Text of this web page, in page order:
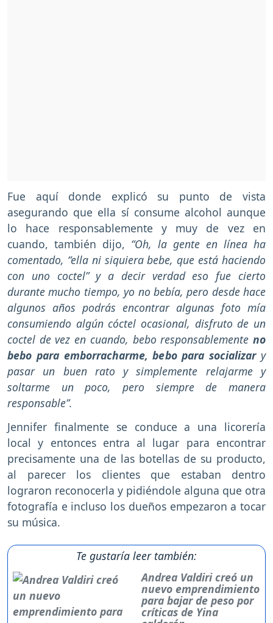
Fue aquí donde explicó su punto de vista
asegurando que ella sí consume alcohol aunque
lo hace responsablemente y muy de vez en
cuando, también dijo, “Oh, la gente en línea ha
comentado, “ella ni siquiera bebe, que está haciendo
con uno coctel” y a decir verdad eso fue cierto
durante mucho tiempo, yo no bebía, pero desde hace
algunos años podrás encontrar algunas foto mía
consumiendo algún cóctel ocasional, disfruto de un
coctel de vez en cuando, bebo responsablemente no
bebo para emborracharme, bebo para socializar y
pasar un buen rato y simplemente relajarme y
soltarme un poco, pero siempre de manera
responsable”.
Jennifer finalmente se conduce a una licorería
local y entonces entra al lugar para encontrar
precisamente una de las botellas de su producto,
al parecer los clientes que estaban dentro
lograron reconocerla y pidiéndole alguna que otra
fotografía e incluso los dueños empezaron a tocar
su música.
Te gustaría leer también:
Andrea Valdiri creó un
nuevo emprendimiento
para bajar de peso por
críticas de Yina